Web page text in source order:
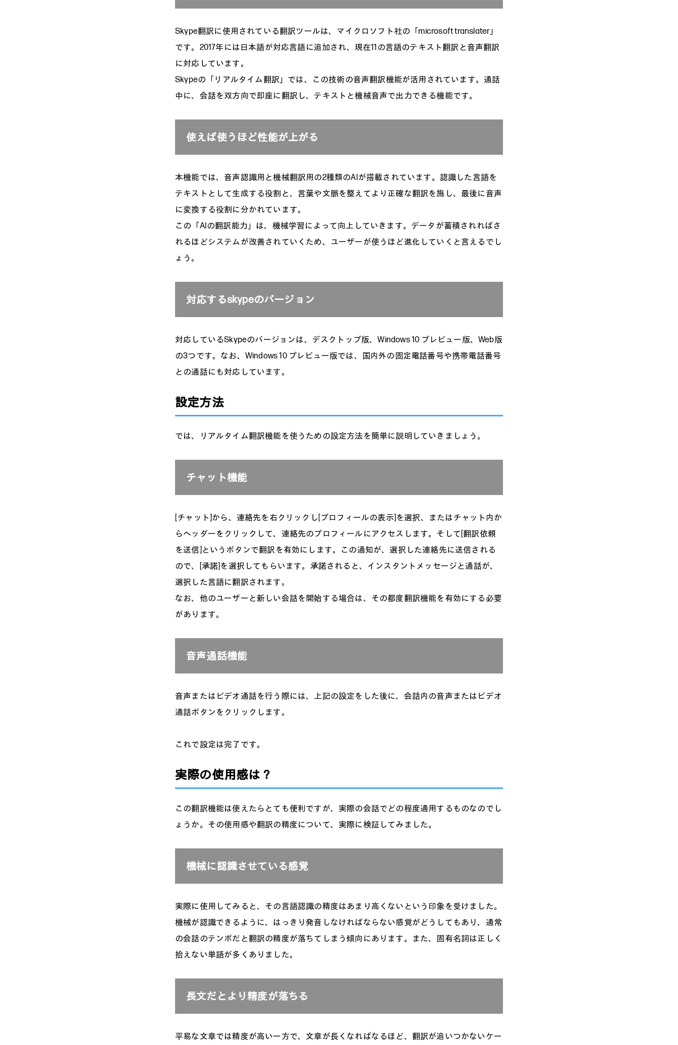
Skype翻訳に使用されている翻訳ツールは、マイクロソフト社の「microsoft translater」
です。2017年には日本語が対応言語に追加され、現在11の言語のテキスト翻訳と音声翻訳
に対応しています。
Skypeの「リアルタイム翻訳」では、この技術の音声翻訳機能が活用されています。通話
中に、会話を双方向で即座に翻訳し、テキストと機械音声で出力できる機能です。
使えば使うほど性能が上がる
本機能では、音声認識用と機械翻訳用の2種類のAIが搭載されています。認識した言語を
テキストとして生成する役割と、言葉や文脈を整えてより正確な翻訳を施し、最後に音声
に変換する役割に分かれています。
この「AIの翻訳能力」は、機械学習によって向上していきます。データが蓄積されればさ
れるほどシステムが改善されていくため、ユーザーが使うほど進化していくと言えるでし
ょう。
対応するskypeのバージョン
対応しているSkypeのバージョンは、デスクトップ版、Windows 10 プレビュー版、Web版
の3つです。なお、Windows 10 プレビュー版では、国内外の固定電話番号や携帯電話番号
との通話にも対応しています。
設定方法
では、リアルタイム翻訳機能を使うための設定方法を簡単に説明していきましょう。
チャット機能
[チャット]から、連絡先を右クリックし[プロフィールの表示]を選択、またはチャット内か
らヘッダーをクリックして、連絡先のプロフィールにアクセスします。そして[翻訳依頼
を送信]というボタンで翻訳を有効にします。この通知が、選択した連絡先に送信される
ので、[承諾]を選択してもらいます。承諾されると、インスタントメッセージと通話が、
選択した言語に翻訳されます。
なお、他のユーザーと新しい会話を開始する場合は、その都度翻訳機能を有効にする必要
があります。
音声通話機能
音声またはビデオ通話を行う際には、上記の設定をした後に、会話内の音声またはビデオ
通話ボタンをクリックします。
これで設定は完了です。
実際の使用感は？
この翻訳機能は使えたらとても便利ですが、実際の会話でどの程度通用するものなのでし
ょうか。その使用感や翻訳の精度について、実際に検証してみました。
機械に認識させている感覚
実際に使用してみると、その言語認識の精度はあまり高くないという印象を受けました。
機械が認識できるように、はっきり発音しなければならない感覚がどうしてもあり、通常
の会話のテンポだと翻訳の精度が落ちてしまう傾向にあります。また、固有名詞は正しく
拾えない単語が多くありました。
長文だとより精度が落ちる
平易な文章では精度が高い一方で、文章が長くなればなるほど、翻訳が追いつかないケー